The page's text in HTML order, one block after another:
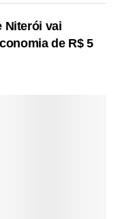
Niterói vai
de R$ 5